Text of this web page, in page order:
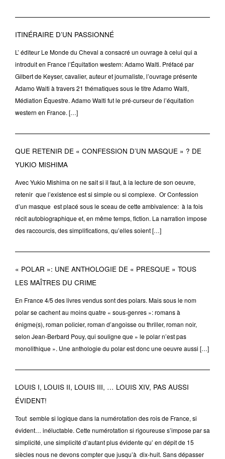
ITINÉRAIRE D’UN PASSIONNÉ
L’ éditeur Le Monde du Cheval a consacré un ouvrage à celui qui a
introduit en France l’Équitation western: Adamo Walti. Préfacé par
Gilbert de Keyser, cavalier, auteur et journaliste, l’ouvrage présente
Adamo Walti à travers 21 thématiques sous le titre Adamo Walti,
Médiation Équestre. Adamo Walti fut le pré-curseur de l’équitation
western en France. […]
QUE RETENIR DE « CONFESSION D’UN MASQUE » ? DE
YUKIO MISHIMA
Avec Yukio Mishima on ne sait si il faut, à la lecture de son oeuvre,
retenir que l’existence est si simple ou si complexe. Or Confession
d’un masque est placé sous le sceau de cette ambivalence: à la fois
récit autobiographique et, en même temps, fiction. La narration impose
des raccourcis, des simplifications, qu’elles soient […]
« POLAR »: UNE ANTHOLOGIE DE « PRESQUE » TOUS
LES MAÎTRES DU CRIME
En France 4/5 des livres vendus sont des polars. Mais sous le nom
polar se cachent au moins quatre « sous-genres »: romans à
énigme(s), roman policier, roman d’angoisse ou thriller, roman noir,
selon Jean-Berbard Pouy, qui souligne que » le polar n’est pas
monolithique ». Une anthologie du polar est donc une oeuvre aussi […]
LOUIS I, LOUIS II, LOUIS III, … LOUIS XIV, PAS AUSSI
ÉVIDENT!
Tout semble si logique dans la numérotation des rois de France, si
évident… inéluctable. Cette numérotation si rigoureuse s’impose par sa
simplicité, une simplicité d’autant plus évidente qu’ en dépit de 15
siècles nous ne devons compter que jusqu’à dix-huit. Sans dépasser